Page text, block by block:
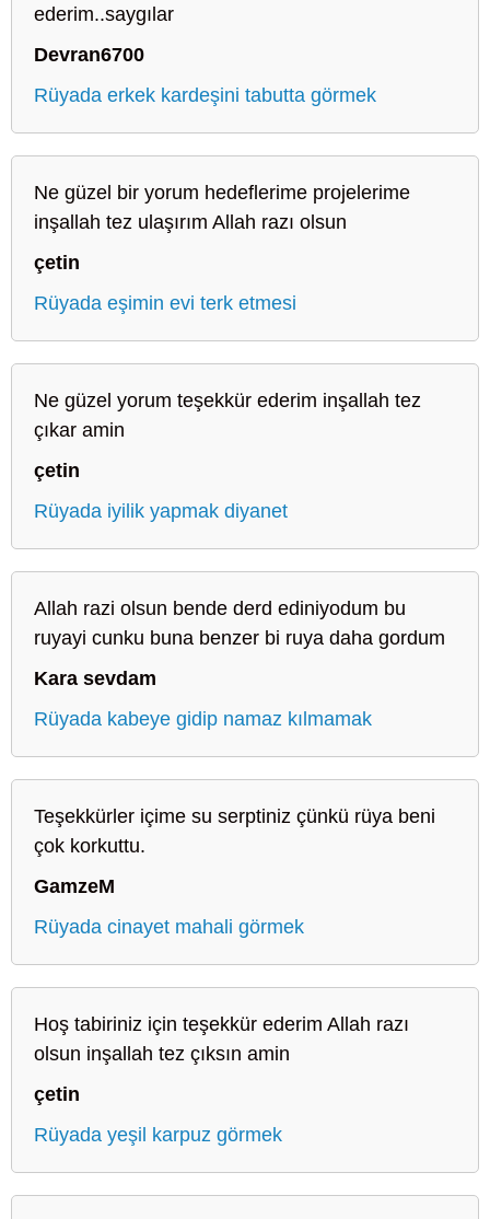
ederim..saygılar
Devran6700
Rüyada erkek kardeşini tabutta görmek
Ne güzel bir yorum hedeflerime projelerime
inşallah tez ulaşırım Allah razı olsun
çetin
Rüyada eşimin evi terk etmesi
Ne güzel yorum teşekkür ederim inşallah tez
çıkar amin
çetin
Rüyada iyilik yapmak diyanet
Allah razi olsun bende derd ediniyodum bu
ruyayi cunku buna benzer bi ruya daha gordum
Kara sevdam
Rüyada kabeye gidip namaz kılmamak
Teşekkürler içime su serptiniz çünkü rüya beni
çok korkuttu.
GamzeM
Rüyada cinayet mahali görmek
Hoş tabiriniz için teşekkür ederim Allah razı
olsun inşallah tez çıksın amin
çetin
Rüyada yeşil karpuz görmek